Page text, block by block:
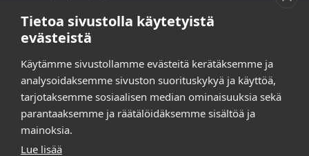
tapahtumakoordinaattori,
puh. +358 45 130 3832
Susanna Laasio, sihteeri,
puh. +358 50 590 4619
tarkeissatoissa[a]kt.fi
Tietoa sivustolla käytetyistä
evästeistä
Käytämme sivustollamme evästeitä kerätäksemme ja
analysoidaksemme sivuston suorituskykyä ja käyttöä,
tarjotaksemme sosiaalisen median ominaisuuksia sekä
parantaaksemme ja räätälöidäksemme sisältöä ja
mainoksia.
Lue lisää